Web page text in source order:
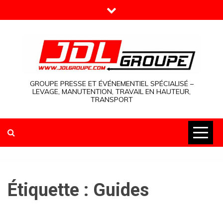
to
GROUPE PRESSE ET ÉVÉNEMENTIEL SPÉCIALISÉ –
LEVAGE, MANUTENTION, TRAVAIL EN HAUTEUR,
TRANSPORT
Étiquette : Guides